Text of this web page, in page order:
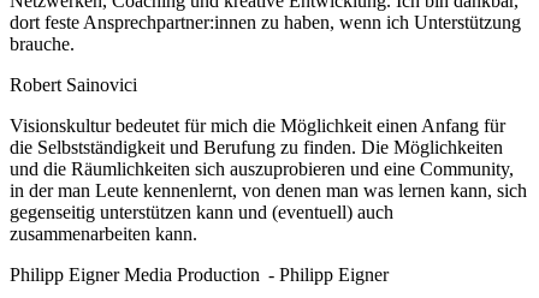
dort feste Ansprechpartner:innen zu haben, wenn ich Unterstützung
brauche.
Robert Sainovici
Visionskultur bedeutet für mich die Möglichkeit einen Anfang für
die Selbstständigkeit und Berufung zu finden. Die Möglichkeiten
und die Räumlichkeiten sich auszuprobieren und eine Community,
in der man Leute kennenlernt, von denen man was lernen kann, sich
gegenseitig unterstützen kann und (eventuell) auch
zusammenarbeiten kann.
Philipp Eigner Media Production - Philipp Eigner